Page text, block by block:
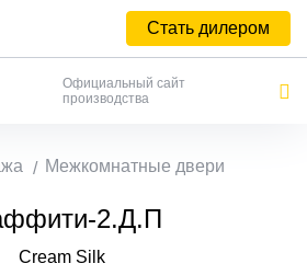
Стать дилером
Официальный сайт
производства
Межкомнатные двери
2.Д.П
Cream Silk